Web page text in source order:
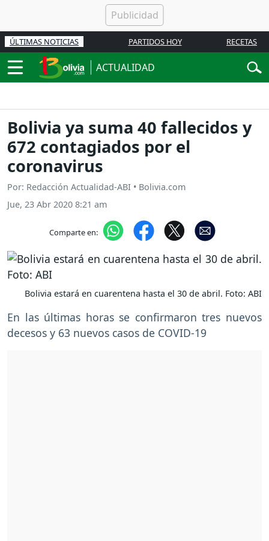
ÚLTIMAS NOTICIAS PARTIDOS HOY RECETAS
ACTUALIDAD
Bolivia ya suma 40 fallecidos y
672 contagiados por el
coronavirus
Por: Redacción Actualidad-ABI • Bolivia.com
Jue, 23 Abr 2020 8:21 am
Comparte en:
Bolivia estará en cuarentena hasta el 30 de abril. Foto: ABI
En las últimas horas se confirmaron tres nuevos
decesos y 63 nuevos casos de COVID-19